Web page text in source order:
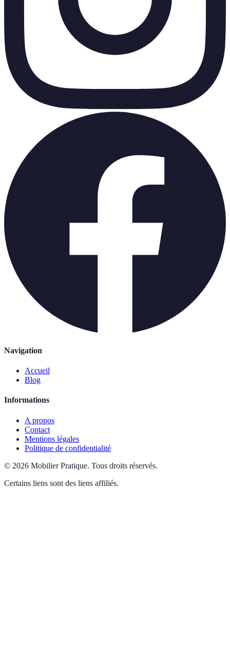
Navigation
Accueil
Blog
Informations
A propos
Contact
Mentions légales
Politique de confidentialité
© 2026 Mobilier Pratique. Tous droits réservés.
Certains liens sont des liens affiliés.